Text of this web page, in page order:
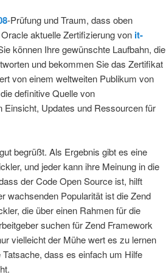
-Prüfung und Traum, dass oben
aktuelle Zertifizierung von it-
können Ihre gewünschte Laufbahn, die
und bekommen Sie das Zertifikat
von einem weltweiten Publikum von
definitive Quelle von
Einsicht, Updates und Ressourcen für
begrüßt. Als Ergebnis gibt es eine
und jeder kann ihre Meinung in die
der Code Open Source ist, hilft
wachsenden Popularität ist die Zend
die über einen Rahmen für die
suchen für Zend Framework
vielleicht der Mühe wert es zu lernen
dass es einfach um Hilfe